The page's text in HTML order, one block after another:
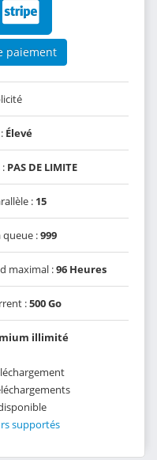
paiement
Élevé
PAS DE LIMITE
: 15
queue :999
maximal :96 Heures
:500 Go
illimité
supportés